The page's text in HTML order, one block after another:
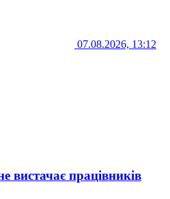
07.08.2026, 13:12
вистачає працівників